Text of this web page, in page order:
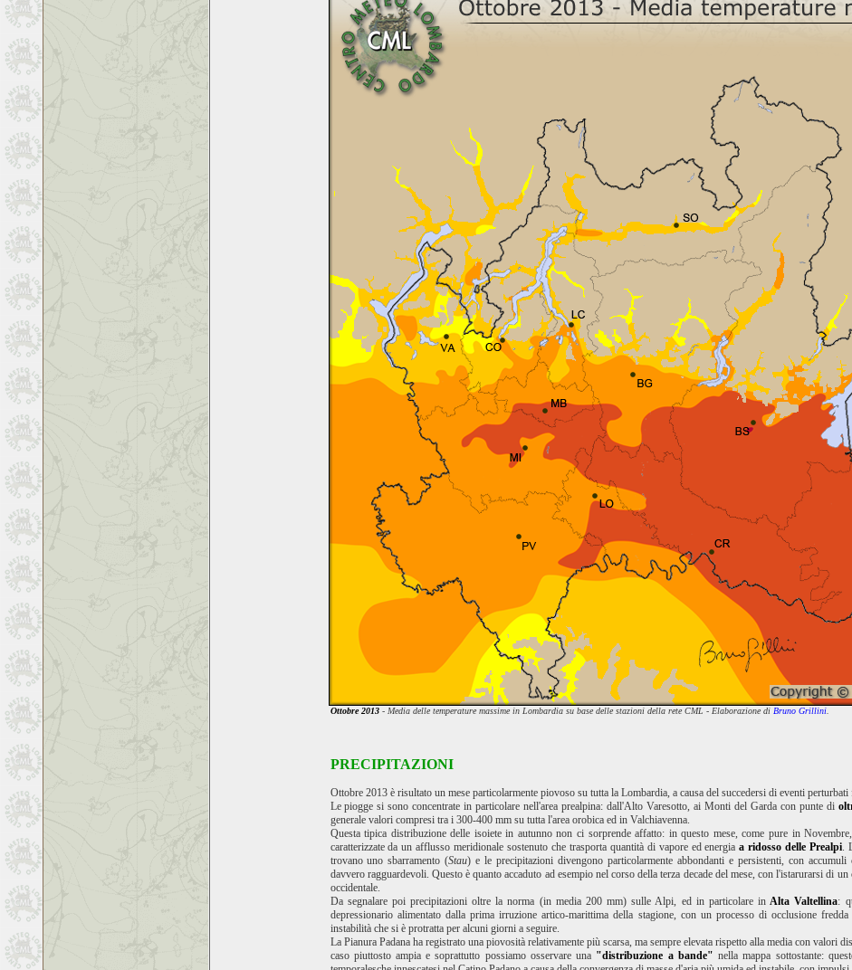
Ottobre 2013- Media delle temperature massime in Lombardia su base delle stazioni della rete CML - Elaborazione di Bruno Grillini.
PRECIPITAZIONI
Ottobre 2013 è risultato un mese particolarmente piovoso su tutta la Lombardia, a causa del succedersi di eventi perturbati
Le piogge si sono concentrate in particolare nell'area prealpina: dall'Alto Varesotto, ai Monti del Garda con punte di
generale valori compresi tra i 300-400 mm su tutta l'area orobica ed in Valchiavenna.
Questa tipica distribuzione delle isoiete in autunno non ci sorprende affatto: in questo mese, come pure in
caratterizzate da un afflusso meridionale sostenuto che trasporta quantità di vapore ed energiaa ridosso delle Prealpi.
trovano uno sbarramento (Stau) e le precipitazioni divengono particolarmente abbondanti e persistenti, con
davvero ragguardevoli. Questo è quanto accaduto ad esempio nel corso della terza decade del mese, con l'istarurarsi di
occidentale.
Da segnalare poi precipitazioni oltre la norma (in media 200 mm) sulle Alpi, ed in particolare in Alta Valtellina:
depressionario alimentato dalla prima irruzione artico-marittima della stagione, con un processo di occlusione
instabilità che si è protratta per alcuni giorni a seguire.
La Pianura Padana ha registrato una piovosità relativamente più scarsa, ma sempre elevata rispetto alla media con valori
caso piuttosto ampia e soprattutto possiamo osservare una "distribuzione a bande" nella mappa sottostante: